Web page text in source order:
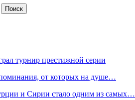
турнир престижной серии
от которых на душе…
и Сирии стало одним из самых…